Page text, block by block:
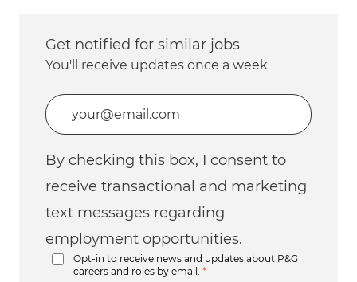
Get notified for similar jobs
You'll receive updates once a week
Enter Email address (Required)
By checking this box, I consent to
receive transactional and marketing
text messages regarding
employment opportunities.
Opt-in to receive news and updates about P&G
careers and roles by email.
*